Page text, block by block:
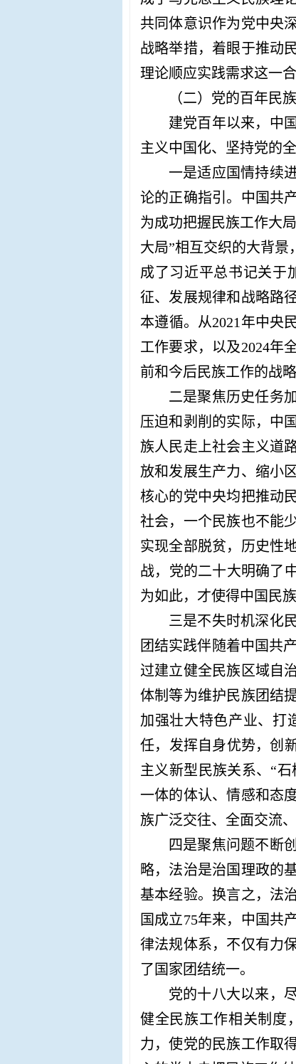
共同体意识作为党中央
战略举措，着眼于推动
理论顺应实践需求这一
（二）党的百年民
建党百年以来，中
主义中国化、坚持党的
一是适应国情持续
论的正确指引。中国共
为成功把握民族工作大
大局”相互交织的大背
成了习近平总书记关于
征、发展规律和战略路
本遵循。从2021年中央
工作要求，以及2024年
前和今后民族工作的战
二是聚焦历史任务
压迫和剥削的实际，中
族人民走上社会主义道
放和发展生产力、缩小
核心的党中央均把推动
社会，一个民族也不能
实现全部脱贫，历史性
战，党的二十大明确了
为如此，才使得中国民
三是不失时机深化
团结实践伴随着中国共
过建立健全民族区域自
体制等为维护民族团结
加强壮大特色产业、打
任，发挥自身优势，创
主义新型民族关系、“
一体的体认、情感和态
族广泛交往、全面交流
四是聚焦问题不断
略，法治是治国理政的
基本经验。换言之，法
国成立75年来，中国共
律法规体系，不仅有力
了国家团结统一。
党的十八大以来，
健全民族工作相关制度
力，使党的民族工作取